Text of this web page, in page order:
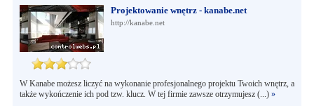
Projektowanie wnętrz - kanabe.net
http://kanabe.net
W Kanabe możesz liczyć na wykonanie profesjonalnego projektu Twoich wnętrz, a
także wykończenie ich pod tzw. klucz. W tej firmie zawsze otrzymujesz (...) »